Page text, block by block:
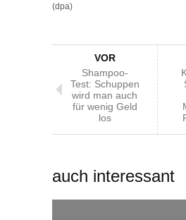
(dpa)
VOR
Shampoo-
Test: Schuppen
wird man auch
für wenig Geld
los
auch interessant